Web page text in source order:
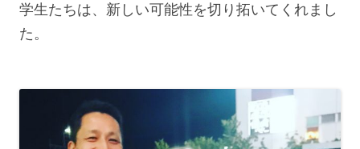
学生たちは、新しい可能性を切り拓いてくれまし
た。